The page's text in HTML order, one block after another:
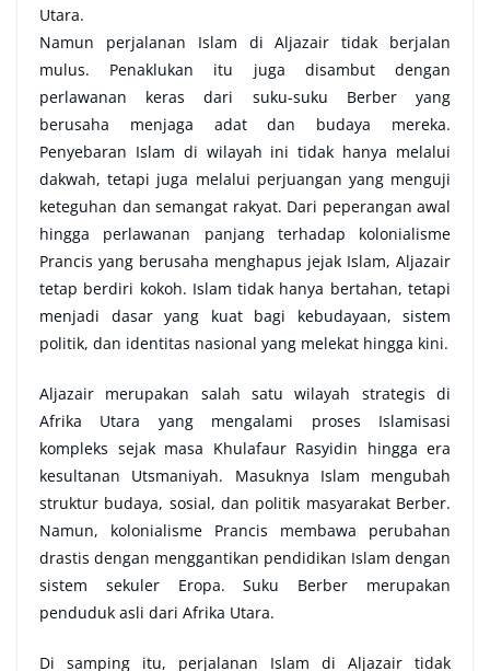
Utara.
Namun perjalanan Islam di Aljazair tidak berjalan
mulus. Penaklukan itu juga disambut dengan
perlawanan keras dari suku-suku Berber yang
berusaha menjaga adat dan budaya mereka.
Penyebaran Islam di wilayah ini tidak hanya melalui
dakwah, tetapi juga melalui perjuangan yang menguji
keteguhan dan semangat rakyat. Dari peperangan awal
hingga perlawanan panjang terhadap kolonialisme
Prancis yang berusaha menghapus jejak Islam, Aljazair
tetap berdiri kokoh. Islam tidak hanya bertahan, tetapi
menjadi dasar yang kuat bagi kebudayaan, sistem
politik, dan identitas nasional yang melekat hingga kini.
Aljazair merupakan salah satu wilayah strategis di
Afrika Utara yang mengalami proses Islamisasi
kompleks sejak masa Khulafaur Rasyidin hingga era
kesultanan Utsmaniyah. Masuknya Islam mengubah
struktur budaya, sosial, dan politik masyarakat Berber.
Namun, kolonialisme Prancis membawa perubahan
drastis dengan menggantikan pendidikan Islam dengan
sistem sekuler Eropa. Suku Berber merupakan
penduduk asli dari Afrika Utara.
Di samping itu, perjalanan Islam di Aljazair tidak